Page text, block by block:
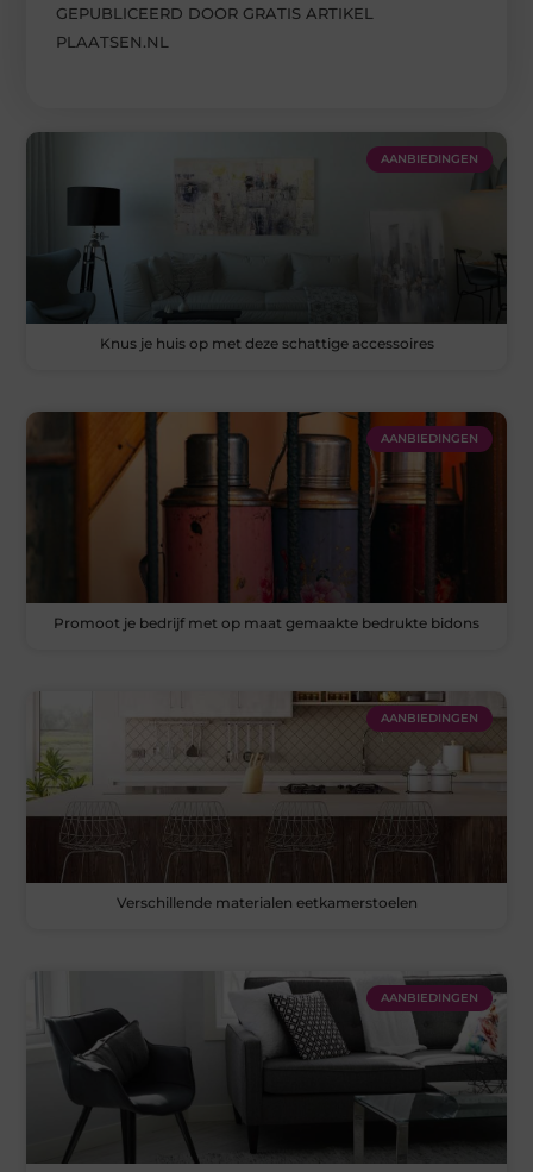
GEPUBLICEERD DOOR GRATIS ARTIKEL
PLAATSEN.NL
AANBIEDINGEN
Knus je huis op met deze schattige accessoires
AANBIEDINGEN
Promoot je bedrijf met op maat gemaakte bedrukte bidons
AANBIEDINGEN
Verschillende materialen eetkamerstoelen
AANBIEDINGEN